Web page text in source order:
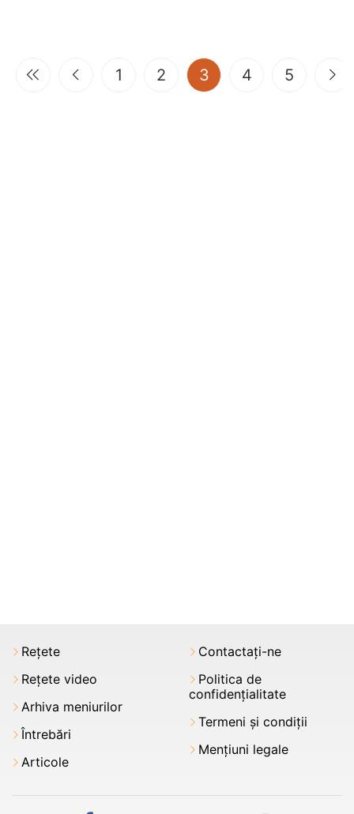
1 2 3(current)
4 5
Rețete
Rețete video
Arhiva meniurilor
Întrebări
Articole
Contactați-ne
Politica de
confidențialitate
Termeni şi condiții
Mențiuni legale